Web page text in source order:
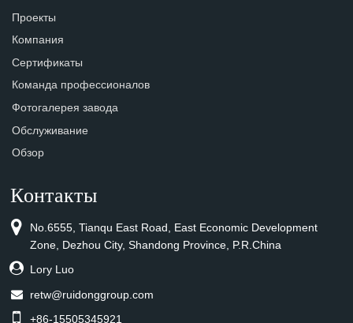
Проекты
Компания
Сертификаты
Команда профессионалов
Фотогалерея завода
Обслуживание
Обзор
Контакты
No.6555, Tianqu East Road, East Economic Development
Zone, Dezhou City, Shandong Province, P.R.China
Lory Luo
retw@ruidonggroup.com
+86-15505345921